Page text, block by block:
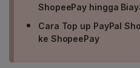
ShopeePay hingga
Cara Top up PayPal
ke ShopeePay